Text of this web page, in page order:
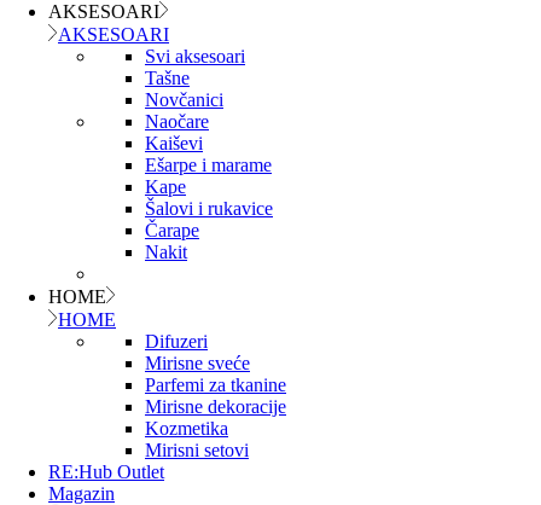
AKSESOARI
AKSESOARI
Svi aksesoari
Tašne
Novčanici
Naočare
Kaiševi
Ešarpe i marame
Kape
Šalovi i rukavice
Čarape
Nakit
HOME
HOME
Difuzeri
Mirisne sveće
Parfemi za tkanine
Mirisne dekoracije
Kozmetika
Mirisni setovi
RE:Hub Outlet
Magazin